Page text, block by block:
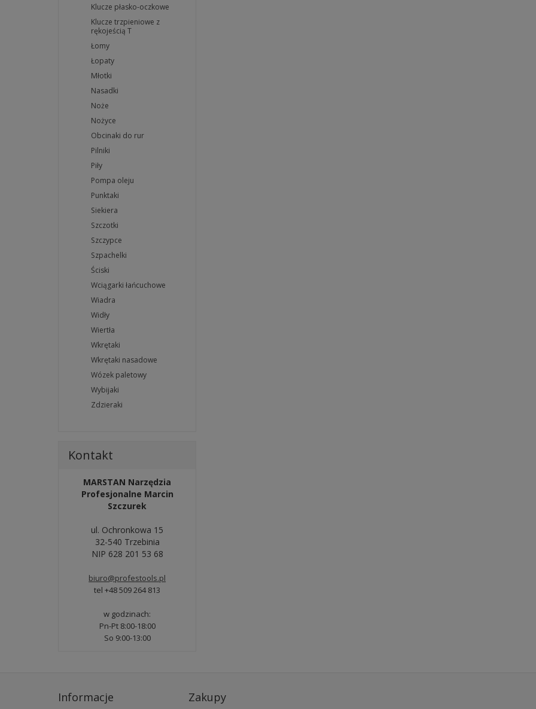
Klucze płasko-oczkowe
Klucze trzpieniowe z
rękojeścią T
Łomy
Łopaty
Młotki
Nasadki
Noże
Nożyce
Obcinaki do rur
Pilniki
Piły
Pompa oleju
Punktaki
Siekiera
Szczotki
Szczypce
Szpachelki
Ściski
Wciągarki łańcuchowe
Wiadra
Widły
Wiertła
Wkrętaki
Wkrętaki nasadowe
Wózek paletowy
Wybijaki
Zdzieraki
Kontakt
MARSTAN Narzędzia
Profesjonalne Marcin
Szczurek
ul. Ochronkowa 15
32-540 Trzebinia
NIP 628 201 53 68
biuro@profestools.pl
tel +48 509 264 813
w godzinach:
Pn-Pt 8:00-18:00
So 9:00-13:00
Informacje Zakupy